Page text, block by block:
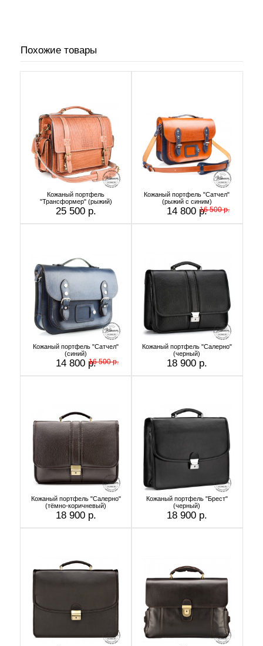
Похожие товары
Кожаный портфель
"Трансформер" (рыжий)
25 500 р.
Кожаный портфель "Сатчел"
(рыжий с синим)
14 800 р.16 500 р.
Кожаный портфель "Сатчел"
(синий)
14 800 р.16 500 р.
Кожаный портфель "Салерно"
(черный)
18 900 р.
Кожаный портфель "Салерно"
(тёмно-коричневый)
18 900 р.
Кожаный портфель "Брест"
(черный)
18 900 р.